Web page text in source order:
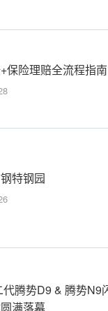
保险理赔全流程指南
特钢园
腾势D9 & 腾势N9
满落幕